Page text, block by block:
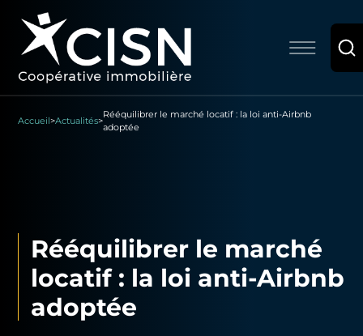
Accueil>Actualités>
Rééquilibrer le marché locatif : la loi anti-Airbnb
adoptée
Rééquilibrer le marché
locatif : la loi anti-Airbnb
adoptée